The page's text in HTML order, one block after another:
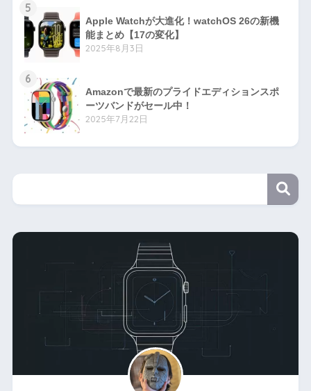
5
Apple Watchが大進化！watchOS 26の新機
能まとめ【17の変化】
2025年8月3日
6
Amazonで最新のプライドエディションスポ
ーツバンドがセール中！
2025年7月22日